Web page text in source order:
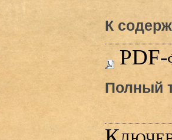
К
PDF-
Полный